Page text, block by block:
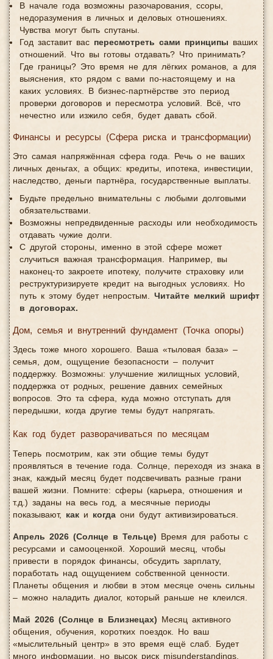
В начале года возможны разочарования, ссоры,
недоразумения в личных и деловых отношениях.
Чувства могут быть спутаны.
Год заставит вас пересмотреть сами принципы ваших
отношений. Что вы готовы отдавать? Что принимать?
Где границы? Это время не для лёгких романов, а для
выяснения, кто рядом с вами по-настоящему и на
каких условиях. В бизнес-партнёрстве это период
проверки договоров и пересмотра условий. Всё, что
нечестно или изжило себя, будет давать сбой.
Финансы и ресурсы (Сфера риска и трансформации)
Это самая напряжённая сфера года. Речь о не ваших
личных деньгах, а общих: кредиты, ипотека, инвестиции,
наследство, деньги партнёра, государственные выплаты.
Будьте предельно внимательны с любыми долговыми
обязательствами.
Возможны непредвиденные расходы или необходимость
отдавать чужие долги.
С другой стороны, именно в этой сфере может
случиться важная трансформация. Например, вы
наконец-то закроете ипотеку, получите страховку или
реструктуризируете кредит на выгодных условиях. Но
путь к этому будет непростым. Читайте мелкий шрифт
в договорах.
Дом, семья и внутренний фундамент (Точка опоры)
Здесь тоже много хорошего. Ваша «тыловая база» –
семья, дом, ощущение безопасности – получит
поддержку. Возможны: улучшение жилищных условий,
поддержка от родных, решение давних семейных
вопросов. Это та сфера, куда можно отступать для
передышки, когда другие темы будут напрягать.
Как год будет разворачиваться по месяцам
Теперь посмотрим, как эти общие темы будут
проявляться в течение года. Солнце, переходя из знака в
знак, каждый месяц будет подсвечивать разные грани
вашей жизни. Помните: сферы (карьера, отношения и
т.д.) заданы на весь год, а месячные периоды
показывают, как и когда они будут активизироваться.
Апрель 2026 (Солнце в Тельце) Время для работы с
ресурсами и самооценкой. Хороший месяц, чтобы
привести в порядок финансы, обсудить зарплату,
поработать над ощущением собственной ценности.
Планеты общения и любви в этом месяце очень сильны
– можно наладить диалог, который раньше не клеился.
Май 2026 (Солнце в Близнецах) Месяц активного
общения, обучения, коротких поездок. Но ваш
«мыслительный центр» в это время ещё слаб. Будет
много информации, но высок риск misunderstandings.